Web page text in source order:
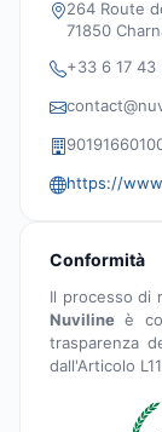
264 Route
71850
+33 6 17 43
https://
Conformità
Il processo di
Nuviline è
trasparenza
dall'Articolo